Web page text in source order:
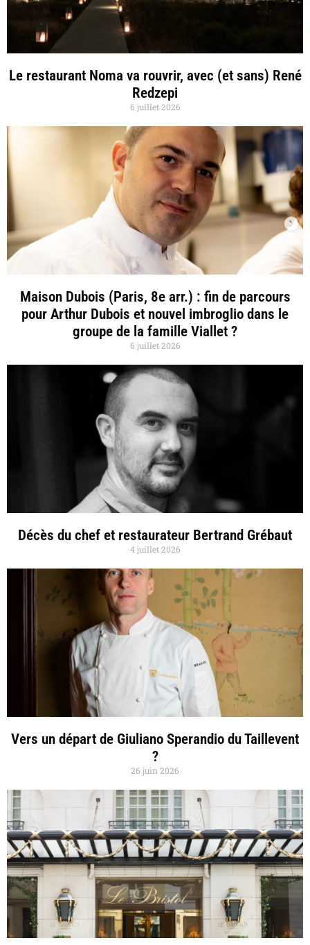
Le restaurant Noma va rouvrir, avec (et sans) René
Redzepi
6 juillet 2026
Maison Dubois (Paris, 8e arr.) : fin de parcours
pour Arthur Dubois et nouvel imbroglio dans le
groupe de la famille Viallet ?
6 juillet 2026
Décès du chef et restaurateur Bertrand Grébaut
4 juillet 2026
Vers un départ de Giuliano Sperandio du Taillevent
?
26 juin 2026